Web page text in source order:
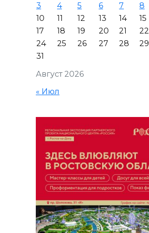
Август 2026
3
4 5 6 7 8
10
11 12 13 14 15
17
18 19 20 21 22
24
25 26 27 28 29
31
« Июл